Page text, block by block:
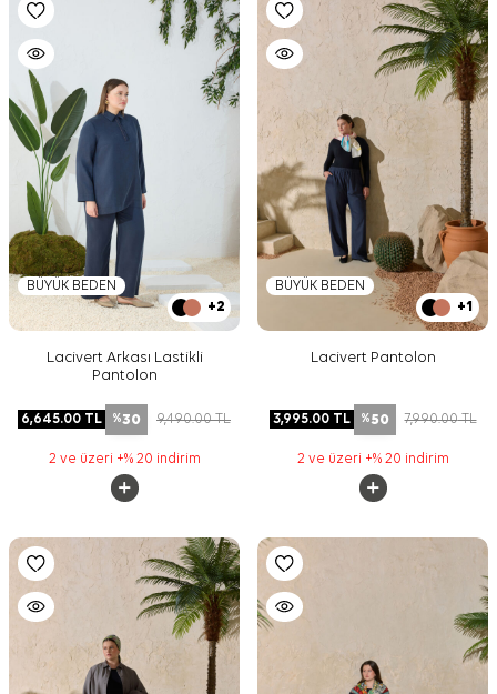
BÜYÜK BEDEN
+2
Lacivert Arkası Lastikli
Pantolon
6,645.00 TL %30 9,490.00TL
2 ve üzeri +% 20 indirim
BÜYÜK BEDEN
+1
Lacivert Pantolon
3,995.00TL %50 7,990.00TL
2 ve üzeri +% 20 indirim